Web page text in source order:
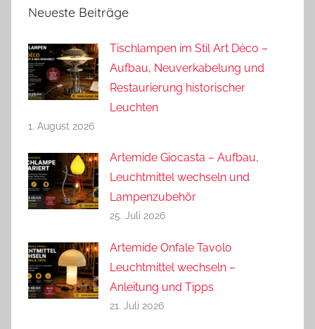
Neueste Beiträge
Tischlampen im Stil Art Déco –
Aufbau, Neuverkabelung und
Restaurierung historischer
Leuchten
1. August 2026
Artemide Giocasta – Aufbau,
Leuchtmittel wechseln und
Lampenzubehör
25. Juli 2026
Artemide Onfale Tavolo
Leuchtmittel wechseln –
Anleitung und Tipps
21. Juli 2026